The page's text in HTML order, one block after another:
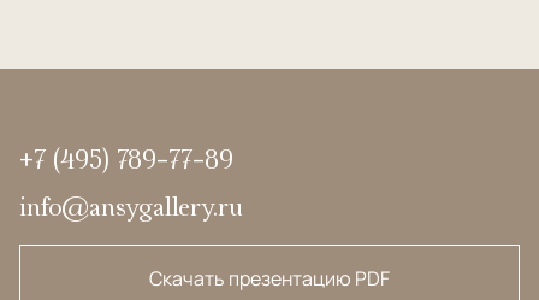
+7 (495) 789-77-89
info@ansygallery.ru
Скачать презентацию PDF